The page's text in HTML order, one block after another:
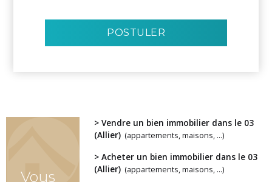
POSTULER
Vous
> Vendre un bien immobilier dans le 03
(Allier) (appartements, maisons, ...)
> Acheter un bien immobilier dans le 03
(Allier) (appartements, maisons, ...)